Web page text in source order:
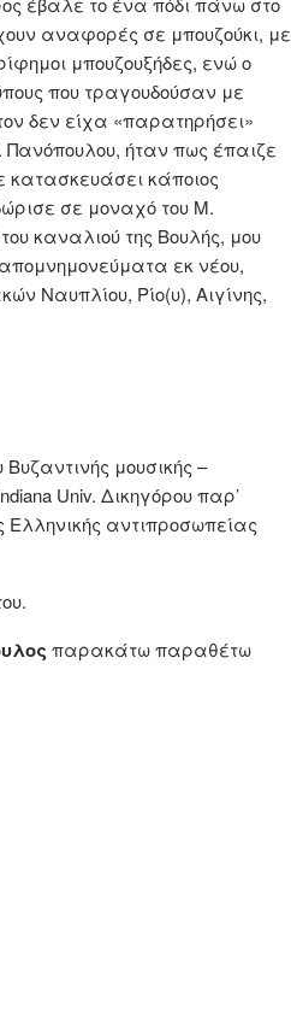
αναφορές σε μπουζούκι, με
μπουζουξήδες, ενώ ο
που τραγουδούσαν με
δεν είχα «παρατηρήσει»
ήταν πως έπαιζε
κάποιος
σε μοναχό του Μ.
καναλιού της Βουλής, μου
εκ νέου,
Ναυπλίου, Ρίο(υ), Αιγίνης,
μουσικής –
Univ. Δικηγόρου παρ’
αντιπροσωπείας
παρακάτω παραθέτω